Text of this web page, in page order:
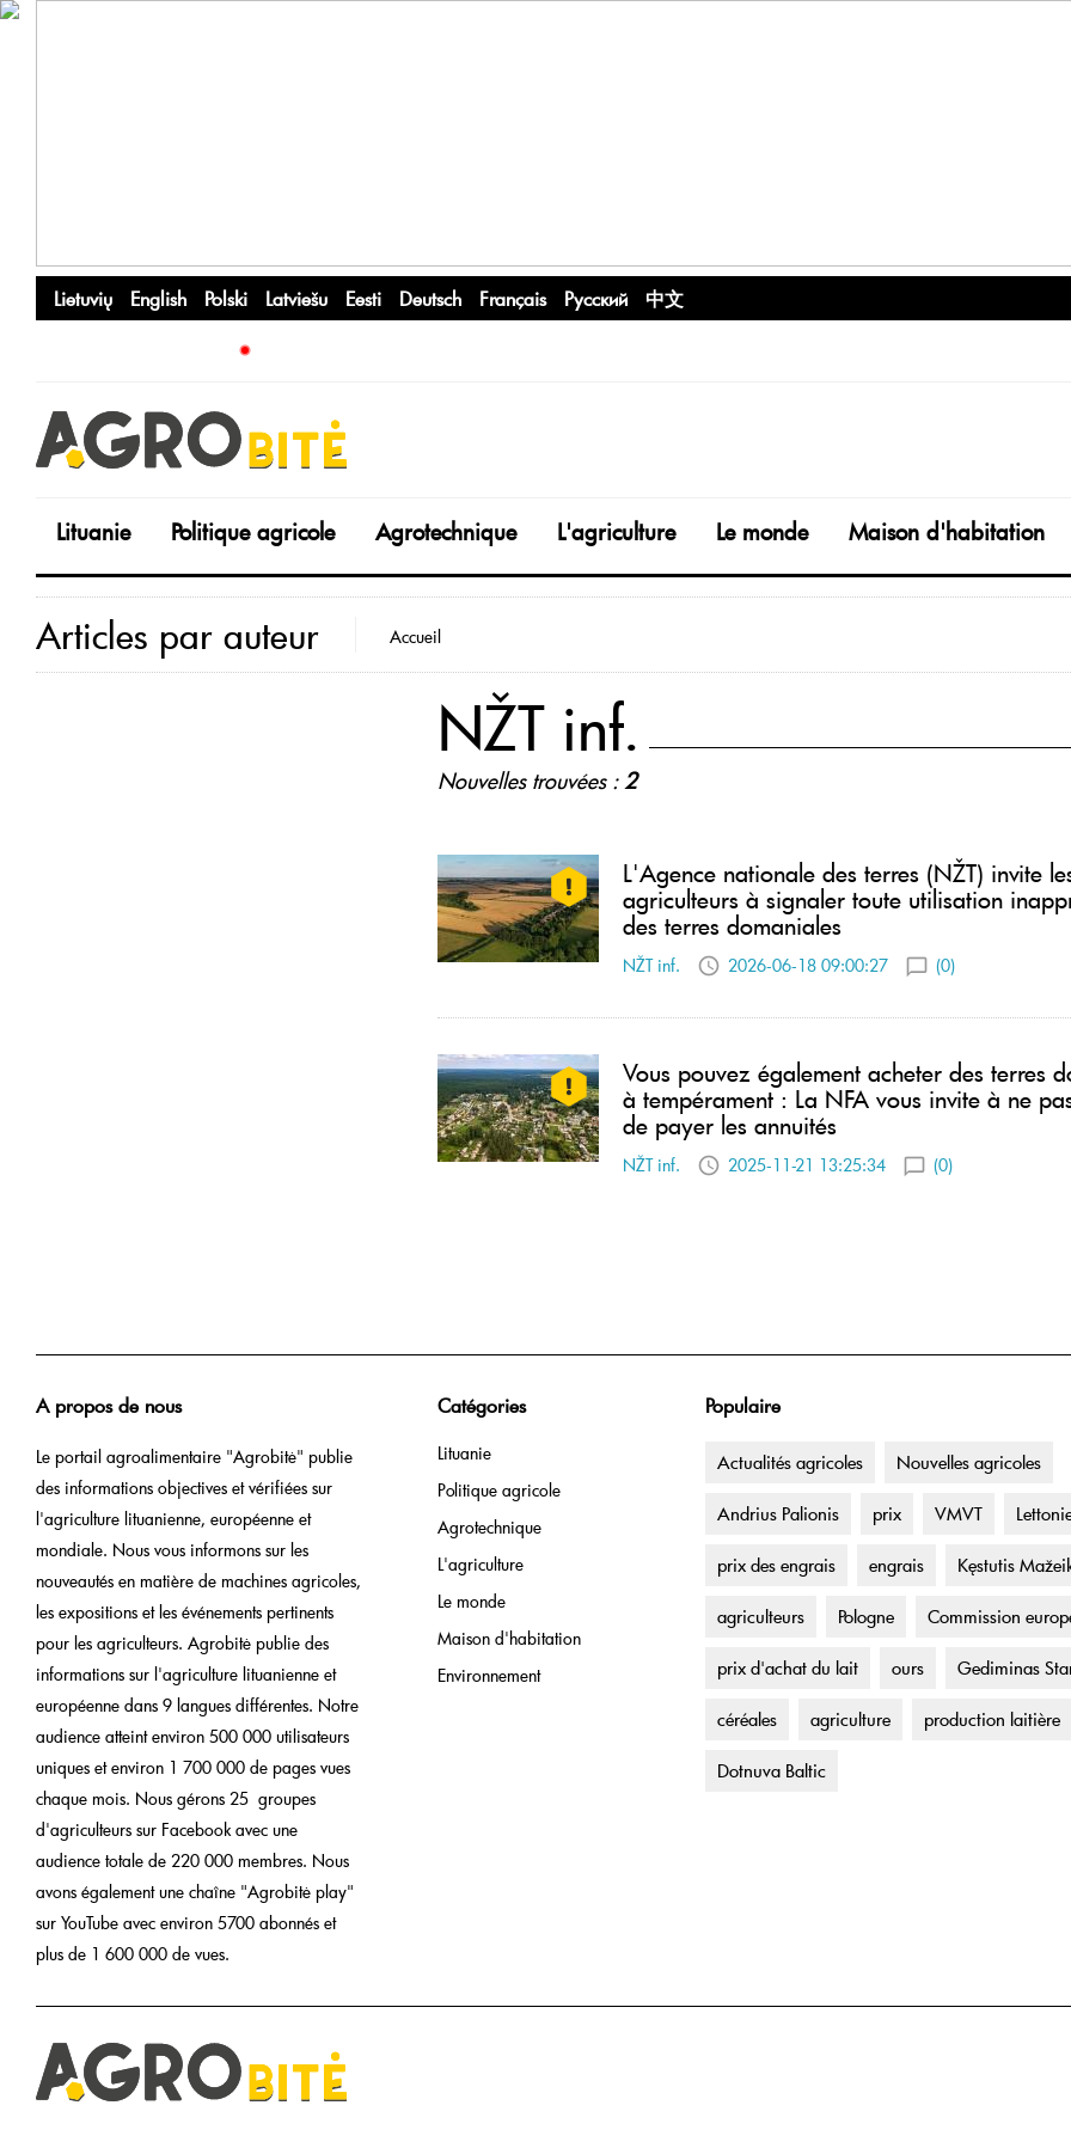
Lietuvių English Polski Latviešu Eesti Deutsch Français Русский 中文
Lituanie Politique agricole Agrotechnique L'agriculture Le monde Maison d'habitation
Articles par auteur Accueil
NŽT inf.
Nouvelles trouvées :2
L'Agence nationale des terres (NŽT) invite
agriculteurs à signaler toute utilisation
des terres domaniales
NŽT inf. 2026-06-18 09:00:27 (0)
Vous pouvez également acheter des terres
à tempérament : La NFA vous invite à ne
de payer les annuités
NŽT inf. 2025-11-21 13:25:34 (0)
A propos de nous
Le portail agroalimentaire "Agrobitė" publie
des informations objectives et vérifiées sur
l'agriculture lituanienne, européenne et
mondiale. Nous vous informons sur les
nouveautés en matière de machines agricoles,
les expositions et les événements pertinents
pour les agriculteurs. Agrobitė publie des
informations sur l'agriculture lituanienne et
européenne dans 9 langues différentes. Notre
audience atteint environ 500 000 utilisateurs
uniques et environ 1 700 000 de pages vues
chaque mois. Nous gérons 25 groupes
d'agriculteurs sur Facebook avec une
audience totale de 220 000 membres. Nous
avons également une chaîne "Agrobitė play"
sur YouTube avec environ 5700 abonnés et
plus de 1 600 000 de vues.
Populaire
Actualités agricoles Nouvelles agricoles
Andrius Palionis prix VMVT
prix des engrais engrais Kęstutis
agriculteurs Pologne Commission
prix d'achat du lait ours Gediminas
céréales agriculture production laitière
Dotnuva Baltic
Catégories
Lituanie
Politique agricole
Agrotechnique
L'agriculture
Le monde
Maison d'habitation
Environnement